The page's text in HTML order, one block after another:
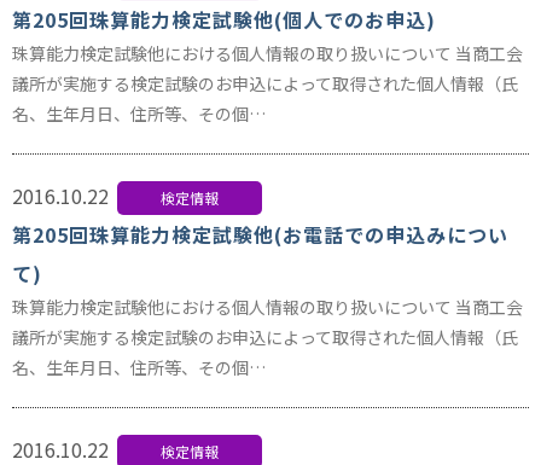
第205回珠算能力検定試験他(個人でのお申込)
珠算能力検定試験他における個人情報の取り扱いについて 当商工会
議所が実施する検定試験のお申込によって取得された個人情報（氏
名、生年月日、住所等、その個…
2016.10.22 検定情報
第205回珠算能力検定試験他(お電話での申込みについ
て)
珠算能力検定試験他における個人情報の取り扱いについて 当商工会
議所が実施する検定試験のお申込によって取得された個人情報（氏
名、生年月日、住所等、その個…
2016.10.22 検定情報